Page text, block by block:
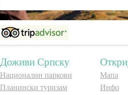
Доживи Српску
Национални паркови
Планински туризам
Мапа
Инфо